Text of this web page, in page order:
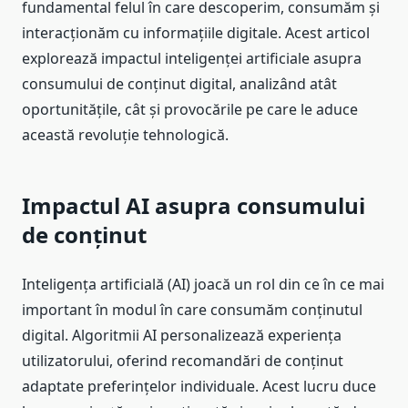
fundamental felul în care descoperim, consumăm și
interacționăm cu informațiile digitale. Acest articol
explorează impactul inteligenței artificiale asupra
consumului de conținut digital, analizând atât
oportunitățile, cât și provocările pe care le aduce
această revoluție tehnologică.
Impactul AI asupra consumului
de conținut
Inteligența artificială (AI) joacă un rol din ce în ce mai
important în modul în care consumăm conținutul
digital. Algoritmii AI personalizează experiența
utilizatorului, oferind recomandări de conținut
adaptate preferințelor individuale. Acest lucru duce